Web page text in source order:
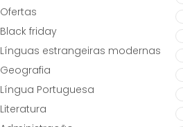
Ofertas
Black friday
Línguas estrangeiras modernas
Geografia
Língua Portuguesa
Literatura